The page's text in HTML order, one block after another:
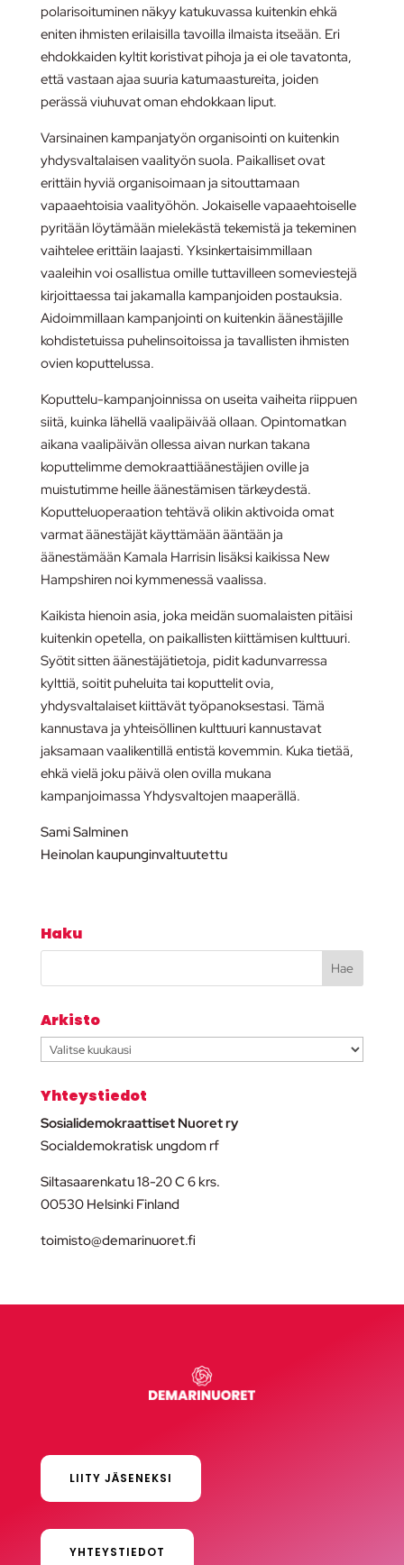
polarisoituminen näkyy katukuvassa kuitenkin ehkä
eniten ihmisten erilaisilla tavoilla ilmaista itseään. Eri
ehdokkaiden kyltit koristivat pihoja ja ei ole tavatonta,
että vastaan ajaa suuria katumaastureita, joiden
perässä viuhuvat oman ehdokkaan liput.
Varsinainen kampanjatyön organisointi on kuitenkin
yhdysvaltalaisen vaalityön suola. Paikalliset ovat
erittäin hyviä organisoimaan ja sitouttamaan
vapaaehtoisia vaalityöhön. Jokaiselle vapaaehtoiselle
pyritään löytämään mielekästä tekemistä ja tekeminen
vaihtelee erittäin laajasti. Yksinkertaisimmillaan
vaaleihin voi osallistua omille tuttavilleen someviestejä
kirjoittaessa tai jakamalla kampanjoiden postauksia.
Aidoimmillaan kampanjointi on kuitenkin äänestäjille
kohdistetuissa puhelinsoitoissa ja tavallisten ihmisten
ovien koputtelussa.
Koputtelu-kampanjoinnissa on useita vaiheita riippuen
siitä, kuinka lähellä vaalipäivää ollaan. Opintomatkan
aikana vaalipäivän ollessa aivan nurkan takana
koputtelimme demokraattiäänestäjien oville ja
muistutimme heille äänestämisen tärkeydestä.
Koputteluoperaation tehtävä olikin aktivoida omat
varmat äänestäjät käyttämään ääntään ja
äänestämään Kamala Harrisin lisäksi kaikissa New
Hampshiren noi kymmenessä vaalissa.
Kaikista hienoin asia, joka meidän suomalaisten pitäisi
kuitenkin opetella, on paikallisten kiittämisen kulttuuri.
Syötit sitten äänestäjätietoja, pidit kadunvarressa
kylttiä, soitit puheluita tai koputtelit ovia,
yhdysvaltalaiset kiittävät työpanoksestasi. Tämä
kannustava ja yhteisöllinen kulttuuri kannustavat
jaksamaan vaalikentillä entistä kovemmin. Kuka tietää,
ehkä vielä joku päivä olen ovilla mukana
kampanjoimassa Yhdysvaltojen maaperällä.
Sami Salminen
Heinolan kaupunginvaltuutettu
Haku
Arkisto
Arkisto
Yhteystiedot
Sosialidemokraattiset Nuoret ry
Socialdemokratisk ungdom rf
Siltasaarenkatu 18-20 C 6 krs.
00530 Helsinki Finland
toimisto@demarinuoret.fi
LIITY JÄSENEKSI
YHTEYSTIEDOT